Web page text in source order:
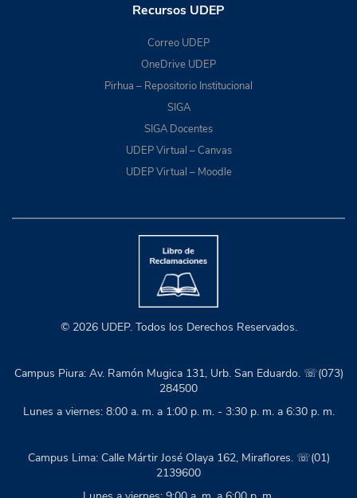
Recursos UDEP
Correo UDEP
OneDrive UDEP
Pirhua – Repositorio Institucional
SIGA
SIGA Docentes
UDEP Virtual – Canvas
UDEP Virtual – Moodle
© 2026 UDEP. Todos los Derechos Reservados.
Campus Piura: Av. Ramón Mugica 131, Urb. San Eduardo. ☏(073)
284500
Lunes a viernes: 8:00 a. m. a 1:00 p. m. - 3:30 p. m. a 6:30 p. m.
Campus Lima: Calle Mártir José Olaya 162, Miraflores. ☏(01)
2139600